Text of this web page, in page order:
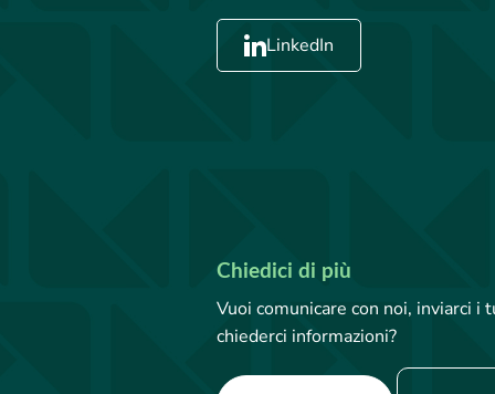
LinkedIn
Chiedici di più
Vuoi comunicare con noi, inviarci
chiederci informazioni?